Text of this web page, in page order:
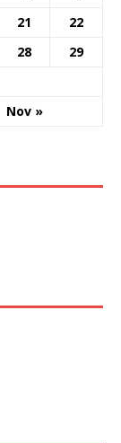
Nov »
21
22
28
29